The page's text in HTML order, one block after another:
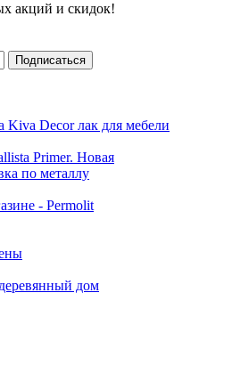
акций и скидок!
Kiva Decor лак для мебели
Primer. Новая
по металлу
- Permolit
дом